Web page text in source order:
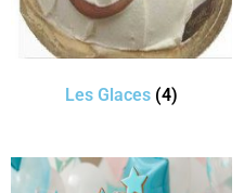
Les Glaces (4)